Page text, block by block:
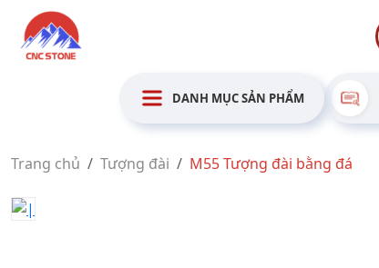
DANH MỤC SẢN PHẨM
Trang chủ Tượng đài M55 Tượng đài bằng đá